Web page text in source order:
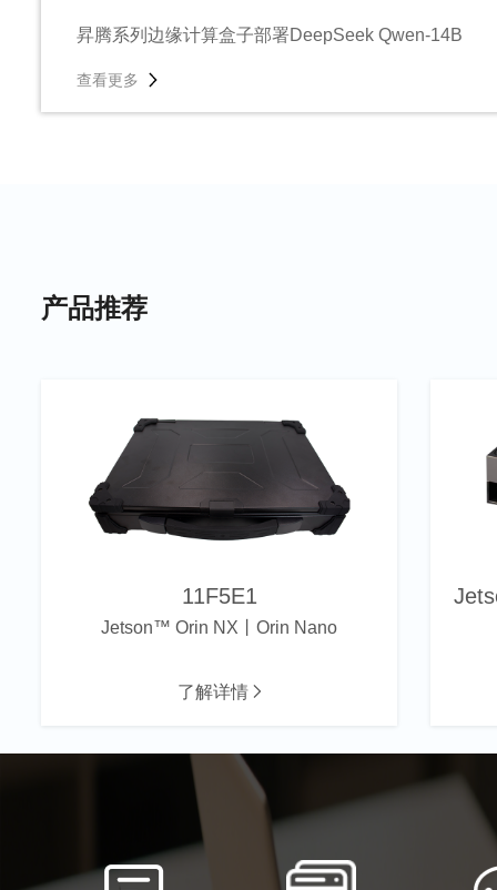
昇腾系列边缘计算盒子部署DeepSeek Qwen-14B
查看更多
产品推荐
11F5E1
Jetson™ Orin NX丨Orin Nano
了解详情